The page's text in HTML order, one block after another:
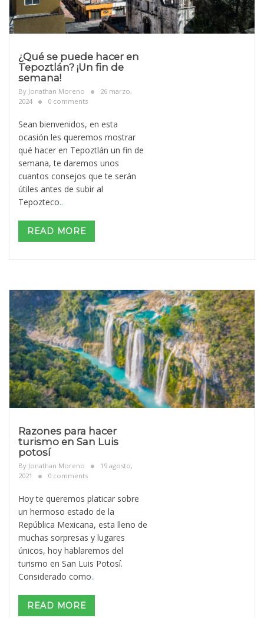
¿Qué se puede hacer en
Tepoztlán? ¡Un fin de
semana!
By Jonathan Moreno
26 marzo,
2024
0 comments
Sean bienvenidos, en esta
ocasión les queremos mostrar
qué hacer en Tepoztlán un fin de
semana, te daremos unos
cuantos consejos que te serán
útiles antes de subir al
Tepozteco..
READ MORE
Razones para hacer
turismo en San Luis
potosí
By Jonathan Moreno
19 agosto,
2021
0 comments
Hoy te queremos platicar sobre
un hermoso estado de la
República Mexicana, esta lleno de
muchas sorpresas y lugares
únicos, hoy hablaremos del
turismo en San Luis Potosí.
Considerado como..
READ MORE